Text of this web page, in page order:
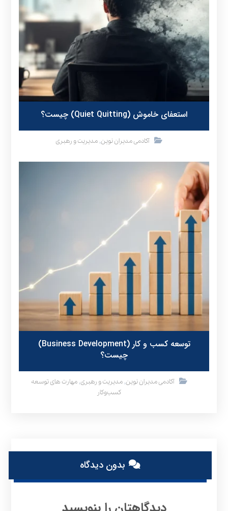
استعفای خاموش (Quiet Quitting) چیست؟
آکادمی مدیران نوین, مدیریت و رهبری
توسعه کسب و کار (Business Development)
چیست؟
آکادمی مدیران نوین,مدیریت و رهبری,مهارت های توسعه
کسب‌وکار
بدون دیدگاه